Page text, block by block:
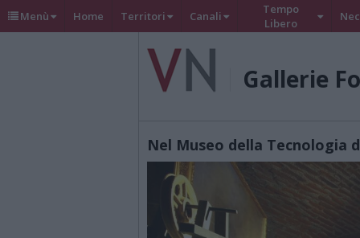
Menù Home Territori Canali
Tempo
Libero
Gallerie
Nel Museo della Tecnologia